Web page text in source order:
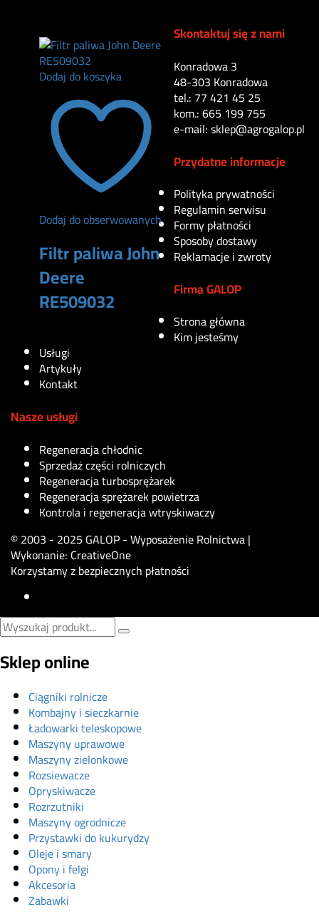
Dodaj do koszyka
Dodaj do obserwowanych
Filtr paliwa John
Deere
RE509032
Skontaktuj się z nami
Konradowa 3
48-303 Konradowa
tel.: 77 421 45 25
kom.: 665 199 755
e-mail: sklep@agrogalop.pl
Przydatne informacje
Polityka prywatności
Regulamin serwisu
Formy płatności
Sposoby dostawy
Reklamacje i zwroty
Firma GALOP
Strona główna
Kim jesteśmy
Usługi
Artykuły
Kontakt
Nasze usługi
Regeneracja chłodnic
Sprzedaż części rolniczych
Regeneracja turbosprężarek
Regeneracja sprężarek powietrza
Kontrola i regeneracja wtryskiwaczy
© 2003 - 2025 GALOP - Wyposażenie Rolnictwa |
Wykonanie: CreativeOne
Korzystamy z bezpiecznych płatności
Sklep online
Ciągniki rolnicze
Kombajny i sieczkarnie
Ładowarki teleskopowe
Maszyny uprawowe
Maszyny zielonkowe
Rozsiewacze
Opryskiwacze
Rozrzutniki
Maszyny ogrodnicze
Przystawki do kukurydzy
Oleje i smary
Opony i felgi
Akcesoria
Zabawki